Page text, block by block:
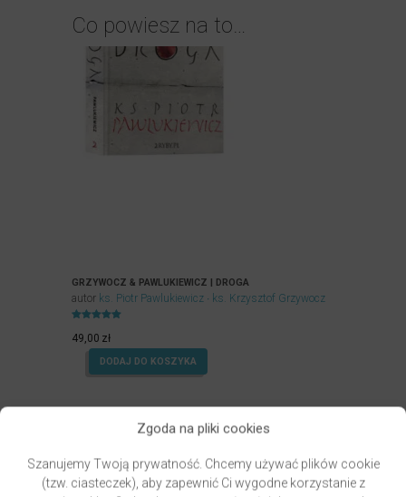
Zgoda na pliki cookies
Szanujemy Twoją prywatność. Chcemy używać plików cookie
(tzw. ciasteczek), aby zapewnić Ci wygodne korzystanie z
Co powiesz na to…
GRZYWOCZ & PAWLUKIEWICZ | DROGA
autor ks. Piotr Pawlukiewicz ks. Krzysztof Grzywocz
5.00
na 5.
49,00 zł
DODAJ DO KOSZYKA